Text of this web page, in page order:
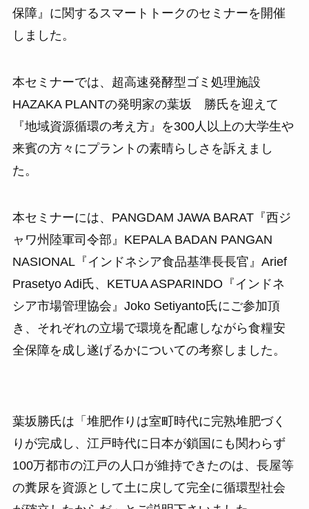
保障』に関するスマートトークのセミナーを開催
しました。
本セミナーでは、超高速発酵型ゴミ処理施設
HAZAKA PLANTの発明家の葉坂 勝氏を迎えて
『地域資源循環の考え方』を300人以上の大学生や
来賓の方々にプラントの素晴らしさを訴えまし
た。
本セミナーには、PANGDAM JAWA BARAT『西ジ
ャワ州陸軍司令部』KEPALA BADAN PANGAN
NASIONAL『インドネシア食品基準長長官』Arief
Prasetyo Adi氏、KETUA ASPARINDO『インドネ
シア市場管理協会』Joko Setiyanto氏にご参加頂
き、それぞれの立場で環境を配慮しながら食糧安
全保障を成し遂げるかについての考察しました。
葉坂勝氏は「堆肥作りは室町時代に完熟堆肥づく
りが完成し、江戸時代に日本が鎖国にも関わらず
100万都市の江戸の人口が維持できたのは、長屋等
の糞尿を資源として土に戻して完全に循環型社会